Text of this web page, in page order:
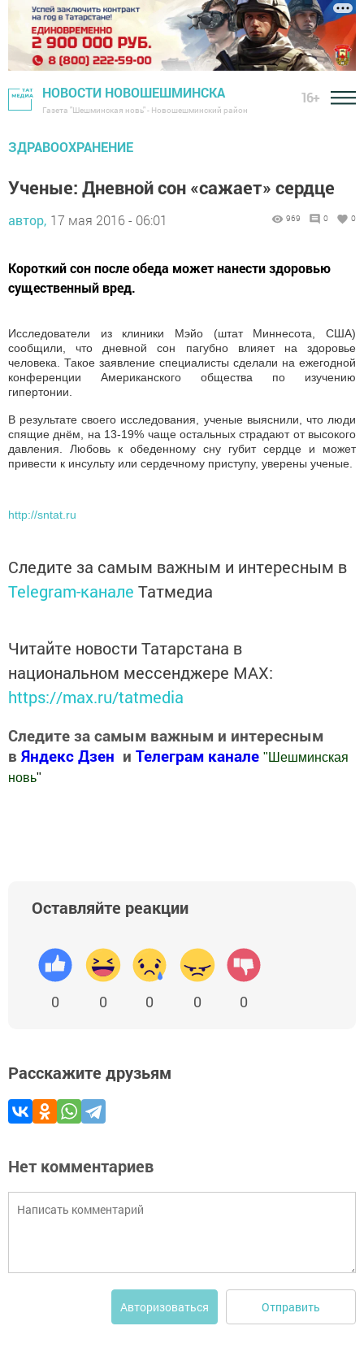
НОВОСТИ НОВОШЕШМИНСКА
Газета "Шешминская новь" - Новошешминский район
16+
ЗДРАВООХРАНЕНИЕ
Ученые: Дневной сон «сажает» сердце
автор, 17 мая 2016 - 06:01 969 0 0
Короткий сон после обеда может нанести здоровью
существенный вред.
Исследователи из клиники Мэйо (штат Миннесота, США)
сообщили, что дневной сон пагубно влияет на здоровье
человека. Такое заявление специалисты сделали на ежегодной
конференции Американского общества по изучению
гипертонии.
В результате своего исследования, ученые выяснили, что люди
спящие днём, на 13-19% чаще остальных страдают от высокого
давления. Любовь к обеденному сну губит сердце и может
привести к инсульту или сердечному приступу, уверены ученые.
http://sntat.ru
Следите за самым важным и интересным в
Telegram-канале Татмедиа
Читайте новости Татарстана в
национальном мессенджере MАХ:
https://max.ru/tatmedia
Следите за самым важным и интересным
в Яндекс Дзен и Телеграм канале " Шешминская
новь"
Оставляйте реакции
0 0 0 0 0
Расскажите друзьям
Нет комментариев
Авторизоваться Отправить